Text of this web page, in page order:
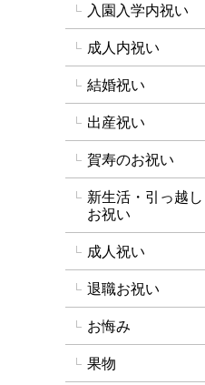
入園入学内祝い
成人内祝い
結婚祝い
出産祝い
賀寿のお祝い
新生活・引っ越し
お祝い
成人祝い
退職お祝い
お悔み
果物